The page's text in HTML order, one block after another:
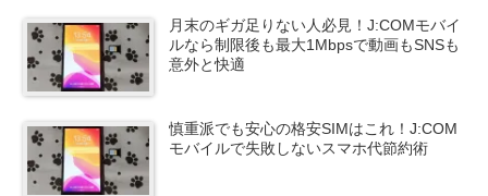
月末のギガ足りない人必見！J:COMモバイ
ルなら制限後も最大1Mbpsで動画もSNSも
意外と快適
慎重派でも安心の格安SIMはこれ！J:COM
モバイルで失敗しないスマホ代節約術